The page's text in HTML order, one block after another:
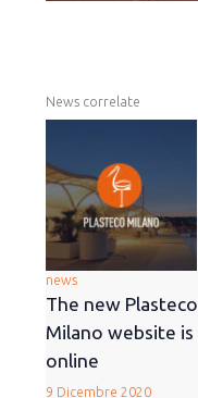
News correlate
news
The new Plasteco
Milano website is
online
9 Dicembre 2020